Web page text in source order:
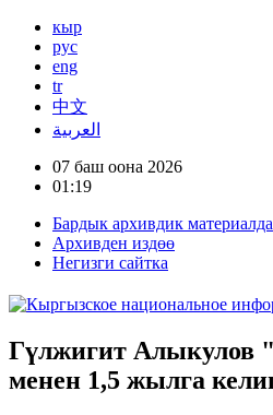
кыр
рус
eng
tr
中文
العربية
07 баш оона 2026
01:19
Бардык архивдик
Архивден издөө
Негизги сайтка
Гүлжигит Алыкулов
менен 1,5 жылга